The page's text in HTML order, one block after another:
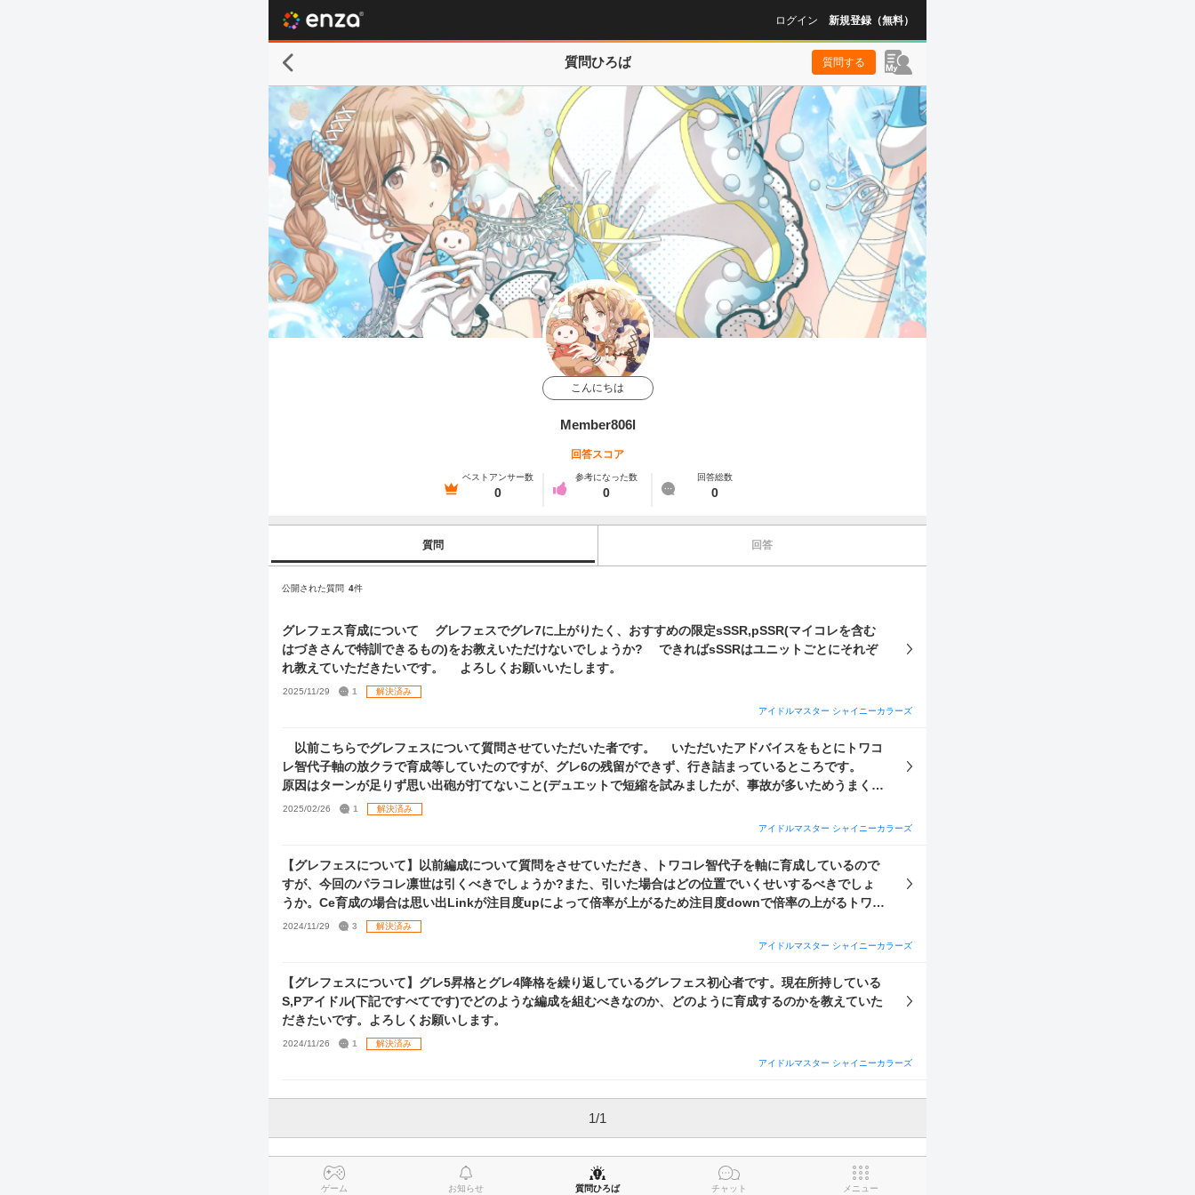
ログイン 新規登録（無料）
質問ひろば 質問する
こんにちは
Member806l
回答スコア
ベストアンサー数
0
参考になった数
0
回答総数
0
質問 回答
公開された質問 4件
グレフェス育成について グレフェスでグレ7に上がりたく、おすすめの限定sSSR,pSSR(マイコレを含む
はづきさんで特訓できるもの)をお教えいただけないでしょうか? できればsSSRはユニットごとにそれぞ
れ教えていただきたいです。 よろしくお願いいたします。
2025/11/29 1
解決済み
アイドルマスター シャイニーカラーズ
以前こちらでグレフェスについて質問させていただいた者です。 いただいたアドバイスをもとにトワコ
レ智代子軸の放クラで育成等していたのですが、グレ6の残留ができず、行き詰まっているところです。
原因はターンが足りず思い出砲が打てないこと(デュエットで短縮を試みましたが、事故が多いためうまくい
きませんでした)、バフが足りないことだと思われます。 育成方法は、say"Halo"で三色育成、ノウハウに
も歌姫,プロダンサー,トップモデルは盛ってあります。 アドバイスをいただけると幸いです。よろしくお
2025/02/26 1
解決済み
アイドルマスター シャイニーカラーズ
【グレフェスについて】以前編成について質問をさせていただき、トワコレ智代子を軸に育成しているので
すが、今回のパラコレ凛世は引くべきでしょうか?また、引いた場合はどの位置でいくせいするべきでしょ
うか。Ce育成の場合は思い出Linkが注目度upによって倍率が上がるため注目度downで倍率の上がるトワコ
レ智代子はどうするべきでしょうか。
2024/11/29 3
解決済み
アイドルマスター シャイニーカラーズ
【グレフェスについて】グレ5昇格とグレ4降格を繰り返しているグレフェス初心者です。現在所持している
S,Pアイドル(下記ですべてです)でどのような編成を組むべきなのか、どのように育成するのかを教えていた
だきたいです。よろしくお願いします。
2024/11/26 1
解決済み
アイドルマスター シャイニーカラーズ
1/1
ゲーム お知らせ 質問ひろば チャット メニュー